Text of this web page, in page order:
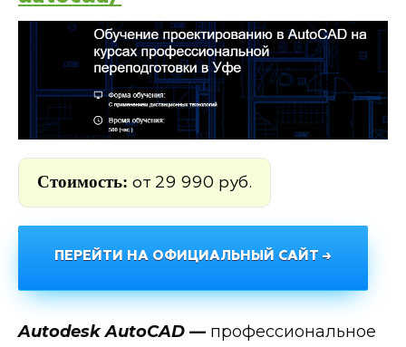
Стоимость: от 29 990 руб.
ПЕРЕЙТИ НА ОФИЦИАЛЬНЫЙ САЙТ →
Autodesk AutoCAD — профессиональное